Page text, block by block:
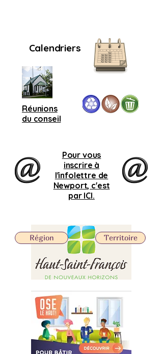
Réunions
du conseil
Calendriers
Pour vous
inscrire à
l'infolettre de
Newport, c'est
par ICI.
Territoire
Région